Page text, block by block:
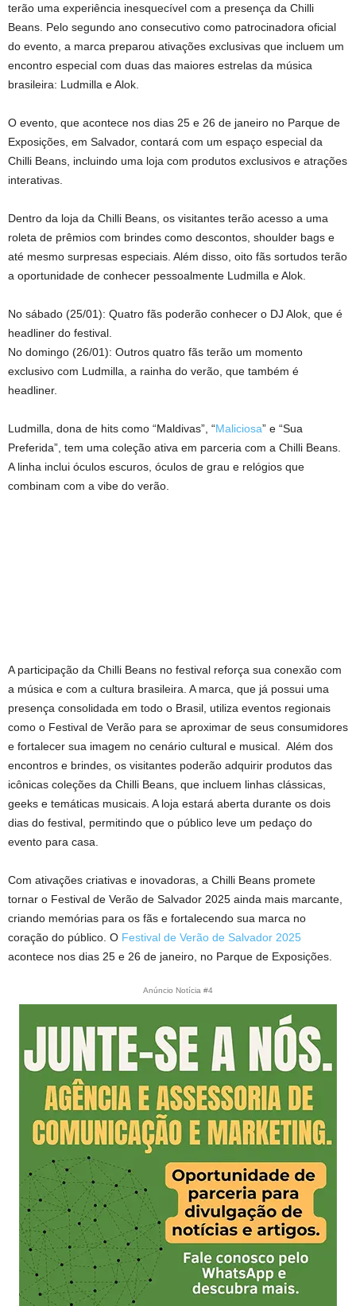
terão uma experiência inesquecível com a presença da Chilli
Beans. Pelo segundo ano consecutivo como patrocinadora oficial
do evento, a marca preparou ativações exclusivas que incluem um
encontro especial com duas das maiores estrelas da música
brasileira: Ludmilla e Alok.
O evento, que acontece nos dias 25 e 26 de janeiro no Parque de
Exposições, em Salvador, contará com um espaço especial da
Chilli Beans, incluindo uma loja com produtos exclusivos e atrações
interativas.
Dentro da loja da Chilli Beans, os visitantes terão acesso a uma
roleta de prêmios com brindes como descontos, shoulder bags e
até mesmo surpresas especiais. Além disso, oito fãs sortudos terão
a oportunidade de conhecer pessoalmente Ludmilla e Alok.
No sábado (25/01): Quatro fãs poderão conhecer o DJ Alok, que é
headliner do festival.
No domingo (26/01): Outros quatro fãs terão um momento
exclusivo com Ludmilla, a rainha do verão, que também é
headliner.
Ludmilla, dona de hits como “Maldivas”, “Maliciosa” e “Sua
Preferida”, tem uma coleção ativa em parceria com a Chilli Beans.
A linha inclui óculos escuros, óculos de grau e relógios que
combinam com a vibe do verão.
A participação da Chilli Beans no festival reforça sua conexão com
a música e com a cultura brasileira. A marca, que já possui uma
presença consolidada em todo o Brasil, utiliza eventos regionais
como o Festival de Verão para se aproximar de seus consumidores
e fortalecer sua imagem no cenário cultural e musical. Além dos
encontros e brindes, os visitantes poderão adquirir produtos das
icônicas coleções da Chilli Beans, que incluem linhas clássicas,
geeks e temáticas musicais. A loja estará aberta durante os dois
dias do festival, permitindo que o público leve um pedaço do
evento para casa.
Com ativações criativas e inovadoras, a Chilli Beans promete
tornar o Festival de Verão de Salvador 2025 ainda mais marcante,
criando memórias para os fãs e fortalecendo sua marca no
coração do público. O Festival de Verão de Salvador 2025
acontece nos dias 25 e 26 de janeiro, no Parque de Exposições.
Anúncio Notícia #4